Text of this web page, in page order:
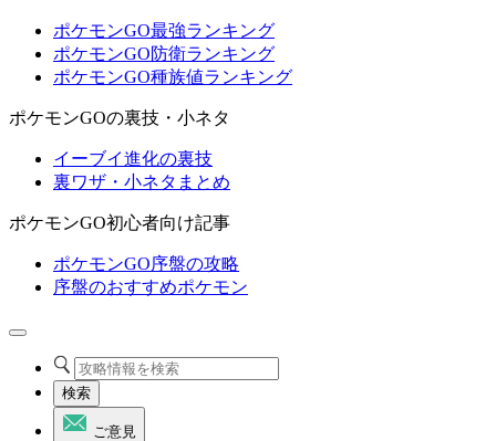
ポケモンGO最強ランキング
ポケモンGO防衛ランキング
ポケモンGO種族値ランキング
ポケモンGOの裏技・小ネタ
イーブイ進化の裏技
裏ワザ・小ネタまとめ
ポケモンGO初心者向け記事
ポケモンGO序盤の攻略
序盤のおすすめポケモン
検索
ご意見